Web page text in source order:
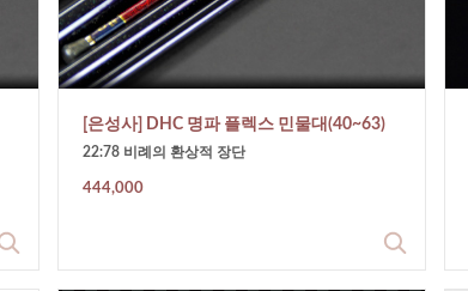
[은성사] DHC 명파 플렉스 민물대(40~63)
22:78 비례의 환상적 장단
444,000